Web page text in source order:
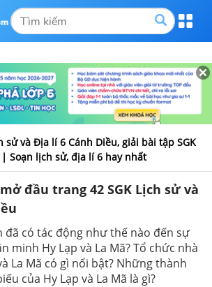
sử và Địa lí 6 Cánh Diều, giải bài tập SGK
Soạn lịch sử, địa lí 6 hay nhất
đầu trang 42 SGK Lịch sử và
có tác động như thế nào đến sự
minh Hy Lạp và La Mã? Tổ chức nhà
La Mã có gì nổi bật? Những thành
của Hy Lạp và La Mã là gì?